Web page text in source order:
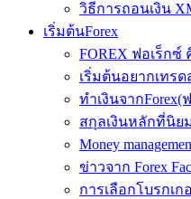
วิธีการถอนเงิน
เริ่มต้นForex
FOREX ฟอเร็กซ์
เริ่มต้นอยากเทรด
ทำเงินจากForex(
สกุลเงินหลักที่นิย
Money
ข่าวจาก Forex
การเลือกโบรกเก